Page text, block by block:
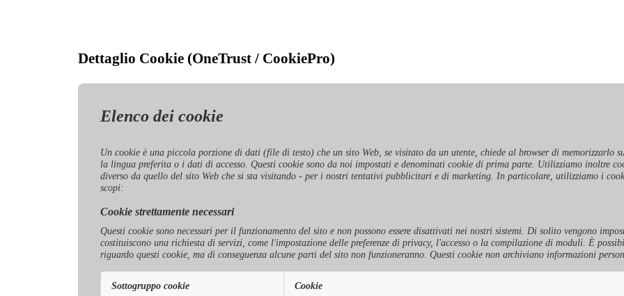
Dettaglio Cookie (OneTrust / CookiePro)
Elenco dei cookie
Un cookie è una piccola porzione di dati (file di testo) che un sito Web, se visitato da un utente, chiede al browser di memorizzarlo
la lingua preferita o i dati di accesso. Questi cookie sono da noi impostati e denominati cookie di prima parte. Utilizziamo inoltre
diverso da quello del sito Web che si sta visitando - per i nostri tentativi pubblicitari e di marketing. In particolare, utilizziamo i
scopi:
Cookie strettamente necessari
Questi cookie sono necessari per il funzionamento del sito e non possono essere disattivati ​​nei nostri sistemi. Di solito vengono
costituiscono una richiesta di servizi, come l'impostazione delle preferenze di privacy, l'accesso o la compilazione di moduli. È
riguardo questi cookie, ma di conseguenza alcune parti del sito non funzioneranno. Questi cookie non archiviano informazioni
Sottogruppo cookie Cookie